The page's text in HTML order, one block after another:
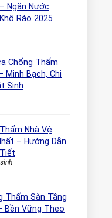
Ngăn Nước
Ráo 2025
Chống Thấm
Minh Bạch, Chi
Sinh
Nhà Vệ
– Hướng Dẫn
Thấm Sàn Tầng
Bền Vững Theo